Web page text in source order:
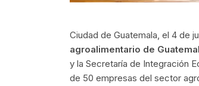
Ciudad de Guatemala, el 4 de
agroalimentario de
y la Secretaría de Integración
de 50 empresas del sector